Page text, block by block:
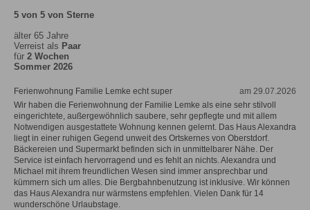
5 von 5 von Sterne
älter 65 Jahre
Verreist als Paar
für 2 Wochen
Sommer 2026
am 29.07.2026
Ferienwohnung Familie Lemke echt super
Wir haben die Ferienwohnung der Familie Lemke als eine sehr stilvoll
eingerichtete, außergewöhnlich saubere, sehr gepflegte und mit allem
Notwendigen ausgestattete Wohnung kennen gelernt. Das Haus Alexandra
liegt in einer ruhigen Gegend unweit des Ortskernes von Oberstdorf.
Bäckereien und Supermarkt befinden sich in unmittelbarer Nähe. Der
Service ist einfach hervorragend und es fehlt an nichts. Alexandra und
Michael mit ihrem freundlichen Wesen sind immer ansprechbar und
kümmern sich um alles. Die Bergbahnbenutzung ist inklusive. Wir können
das Haus Alexandra nur wärmstens empfehlen. Vielen Dank für 14
wunderschöne Urlaubstage.